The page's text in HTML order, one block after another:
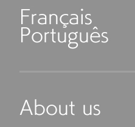
Français
Português
About us